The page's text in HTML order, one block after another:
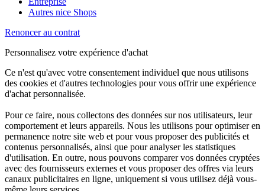
Autres nice Shops
Renoncer au contrat
Personnalisez votre expérience d'achat
Ce n'est qu'avec votre consentement individuel que nous utilisons
des cookies et d'autres technologies pour vous offrir une expérience
d'achat personnalisée.
Pour ce faire, nous collectons des données sur nos utilisateurs, leur
comportement et leurs appareils. Nous les utilisons pour optimiser en
permanence notre site web et pour vous proposer des publicités et
contenus personnalisés, ainsi que pour analyser les statistiques
d'utilisation. En outre, nous pouvons comparer vos données cryptées
avec des fournisseurs externes et vous proposer des offres via leurs
canaux publicitaires en ligne, uniquement si vous utilisez déjà vous-